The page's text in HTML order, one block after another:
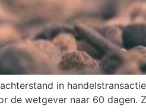
in
de wetgever naar 60 dagen.